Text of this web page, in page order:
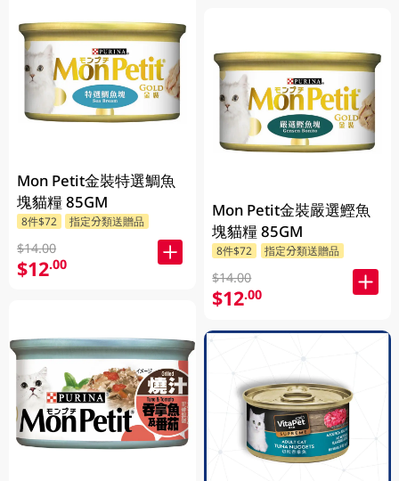
Mon Petit金裝特選鯛魚
塊貓糧 85GM
8件$72 指定分類送贈品
$14.00
$12.00
Mon Petit金裝嚴選鰹魚
塊貓糧 85GM
8件$72 指定分類送贈品
$14.00
$12.00